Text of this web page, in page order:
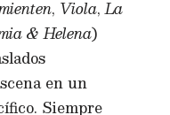
, Viola,La
& Helena)
en un
Siempre